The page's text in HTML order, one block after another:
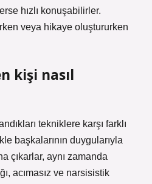
hızlı konuşabilirler.
veya hikaye oluştururken
kişi nasıl
tekniklere karşı farklı
başkalarının duygularıyla
çıkarlar, aynı zamanda
acımasız ve narsisistik